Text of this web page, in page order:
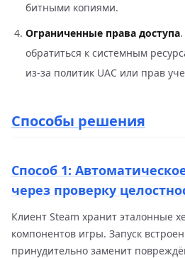
битными копиями.
Ограниченные права доступа
обратиться к системным
из-за политик UAC или прав
Способы решения
Способ 1:
через проверку
Клиент Steam хранит эталонные
компонентов игры. Запуск
принудительно заменит